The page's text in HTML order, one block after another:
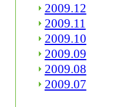
2009.12
2009.11
2009.10
2009.09
2009.08
2009.07